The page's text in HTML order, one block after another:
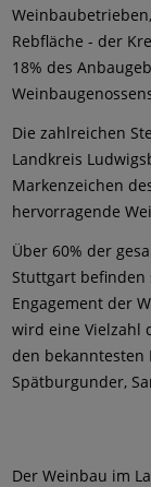
Rebfläche - der
18% des
Die zahlreichen
Landkreis
Markenzeichen
hervorragende
Über 60% der
Stuttgart befinden
Engagement der
wird eine Vielzahl
den bekanntesten
Spätburgunder,
Der Weinbau im